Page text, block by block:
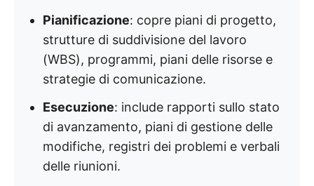
Pianificazione: copre piani di progetto,
strutture di suddivisione del lavoro
(WBS), programmi, piani delle risorse e
strategie di comunicazione.
Esecuzione: include rapporti sullo stato
di avanzamento, piani di gestione delle
modifiche, registri dei problemi e verbali
delle riunioni.